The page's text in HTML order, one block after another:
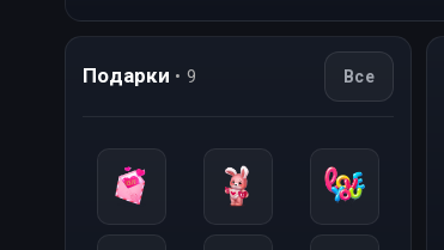
Подарки • 9 Все